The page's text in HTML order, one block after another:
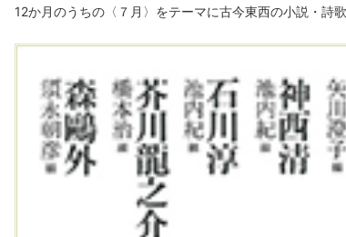
12か月のうちの〈７月〉をテーマに古今東西の小説・詩